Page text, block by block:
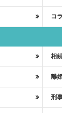
コ
相
離
刑